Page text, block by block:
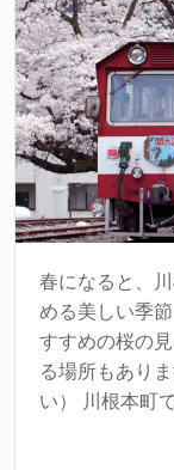
春になると、
める美しい季
すすめの桜の
る場所もあり
い） 川根本町